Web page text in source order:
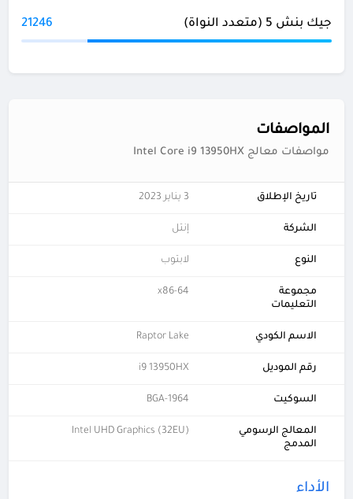
جيك بنش 5 (متعدد النواة) 21246
المواصفات
مواصفات معالج Intel Core i9 13950HX
تاريخ الإطلاق
الشركة إنتل
النوع لابتوب
مجموعة
التعليمات
x86-64
الاسم الكودي Raptor Lake
رقم الموديل i9 13950HX
السوكيت BGA-1964
المعالج الرسومي
المدمج
Intel UHD Graphics (32EU)
الأداء